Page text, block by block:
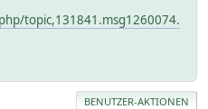
topic,131841.msg1260074.
BENUTZER-AKTIONEN